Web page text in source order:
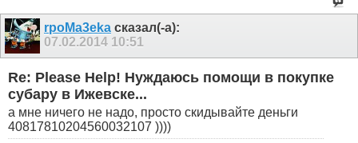
rpoMa3eka сказал(-а):
07.02.2014 10:51
Re: Please Help! Нуждаюсь помощи в покупке
субару в Ижевске...
а мне ничего не надо, просто скидывайте деньги
40817810204560032107 ))))